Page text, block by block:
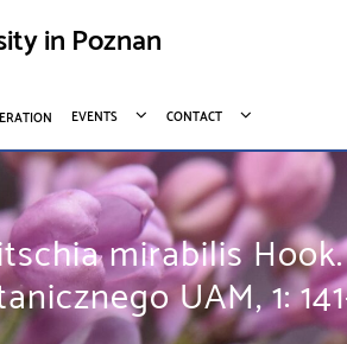
in Poznan
EVENTS CONTACT
mirabilis
UAM, 1: